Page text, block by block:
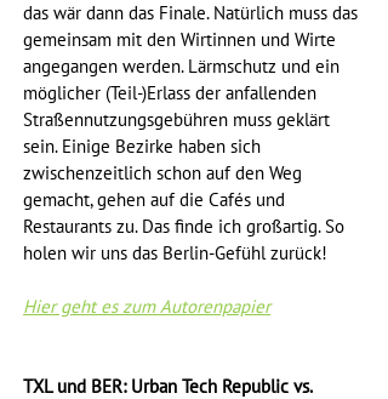
das wär dann das Finale. Natürlich muss das
gemeinsam mit den Wirtinnen und Wirte
angegangen werden. Lärmschutz und ein
möglicher (Teil-)Erlass der anfallenden
Straßennutzungsgebühren muss geklärt
sein. Einige Bezirke haben sich
zwischenzeitlich schon auf den Weg
gemacht, gehen auf die Cafés und
Restaurants zu. Das finde ich großartig. So
holen wir uns das Berlin-Gefühl zurück!
Hier geht es zum Autorenpapier
TXL und BER: Urban Tech Republic vs.